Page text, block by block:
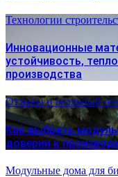
Технологии
Инновационные
устойчивость,
производства
Отзывы и реальный
Как выбрать
доверии к
Модульные дома для